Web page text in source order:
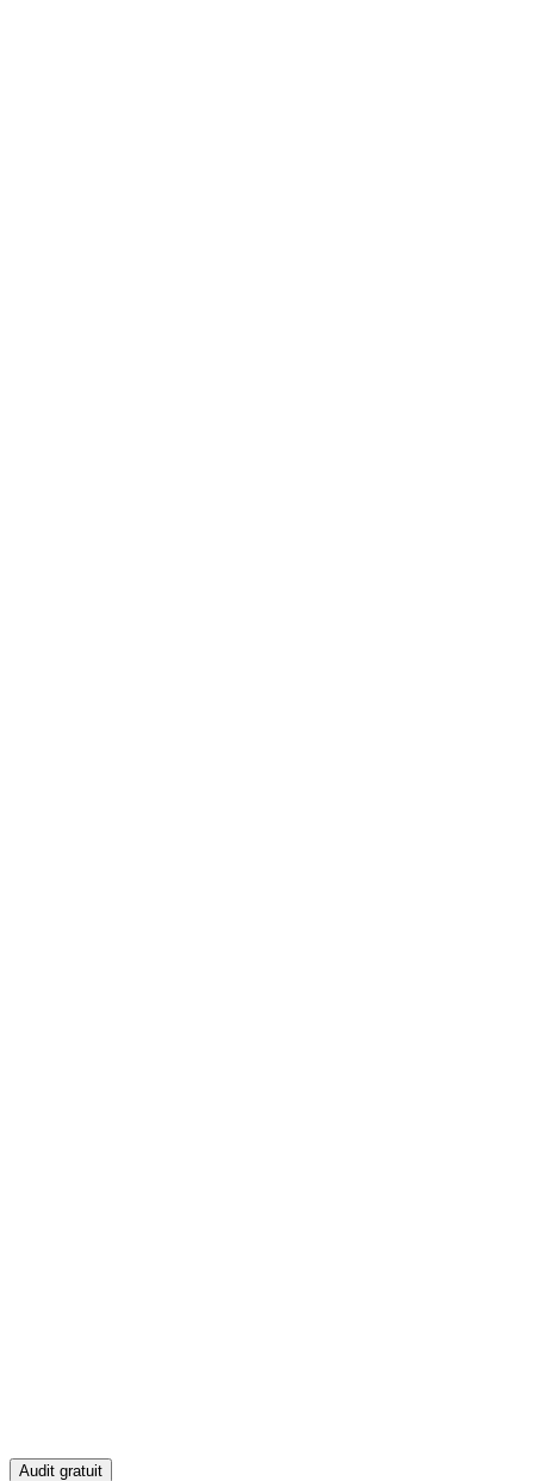
Audit gratuit